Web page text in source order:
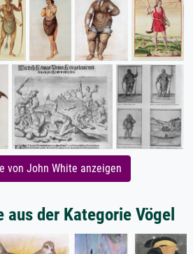
von John White anzeigen
aus der Kategorie Vögel